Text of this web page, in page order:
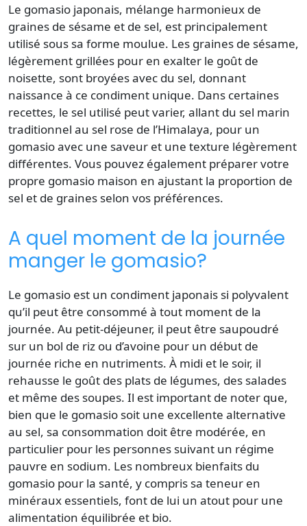
Le gomasio japonais, mélange harmonieux de
graines de sésame et de sel, est principalement
utilisé sous sa forme moulue. Les graines de sésame,
légèrement grillées pour en exalter le goût de
noisette, sont broyées avec du sel, donnant
naissance à ce condiment unique. Dans certaines
recettes, le sel utilisé peut varier, allant du sel marin
traditionnel au sel rose de l’Himalaya, pour un
gomasio avec une saveur et une texture légèrement
différentes. Vous pouvez également préparer votre
propre gomasio maison en ajustant la proportion de
sel et de graines selon vos préférences.
A quel moment de la journée
manger le gomasio?
Le gomasio est un condiment japonais si polyvalent
qu’il peut être consommé à tout moment de la
journée. Au petit-déjeuner, il peut être saupoudré
sur un bol de riz ou d’avoine pour un début de
journée riche en nutriments. À midi et le soir, il
rehausse le goût des plats de légumes, des salades
et même des soupes. Il est important de noter que,
bien que le gomasio soit une excellente alternative
au sel, sa consommation doit être modérée, en
particulier pour les personnes suivant un régime
pauvre en sodium. Les nombreux bienfaits du
gomasio pour la santé, y compris sa teneur en
minéraux essentiels, font de lui un atout pour une
alimentation équilibrée et bio.